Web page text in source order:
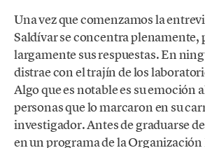
Una vez que comenzamos la
Saldívar se concentra plenamente,
largamente sus respuestas. En
distrae con el trajín de los
Algo que es notable es su emoción
personas que lo marcaron en su
investigador. Antes de graduarse
en un programa de la